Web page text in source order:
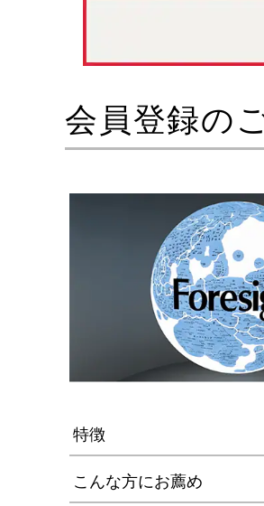
会員登録の
特徴
こんな方にお薦め